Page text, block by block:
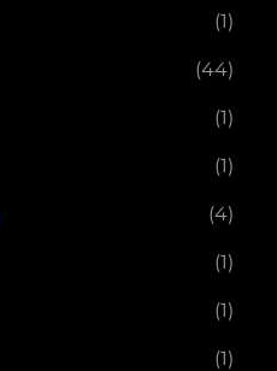
(1)
(44)
(1)
(1)
(4)
(1)
(1)
(1)